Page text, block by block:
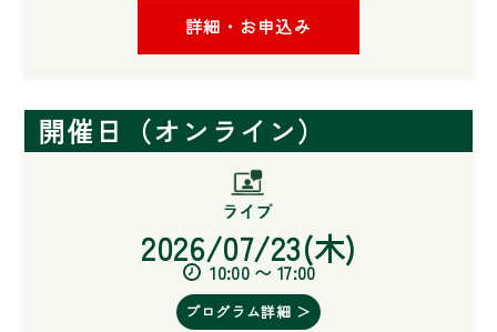
詳細・お申込み
開催日（オンライン）
2026/07/23(木)
10:00 〜 17:00
プログラム詳細 ＞